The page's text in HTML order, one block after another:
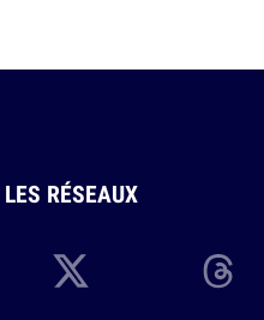
LES RÉSEAUX